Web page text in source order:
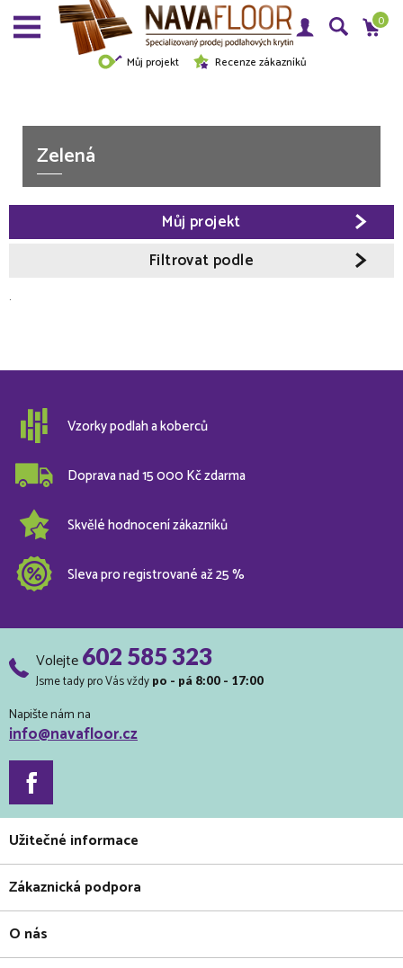
Můj projekt Recenze zákazníků
0
Zelená
Filtrovat podle
Můj projekt
.
Vzorky podlah a koberců
Doprava nad 15 000 Kč zdarma
Skvělé hodnocení zákazníků
Sleva pro registrované až 25 %
Volejte602 585 323
Jsme tady pro Vás vždy po - pá 8:00 - 17:00
Napište nám na
info@navafloor.cz
Užitečné informace
Zákaznická podpora
O nás